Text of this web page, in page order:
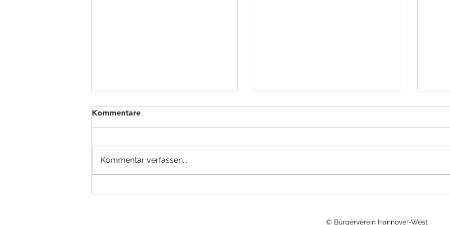
Kommentare
Kommentar verfassen...
© Bürgerverein Hannover-West